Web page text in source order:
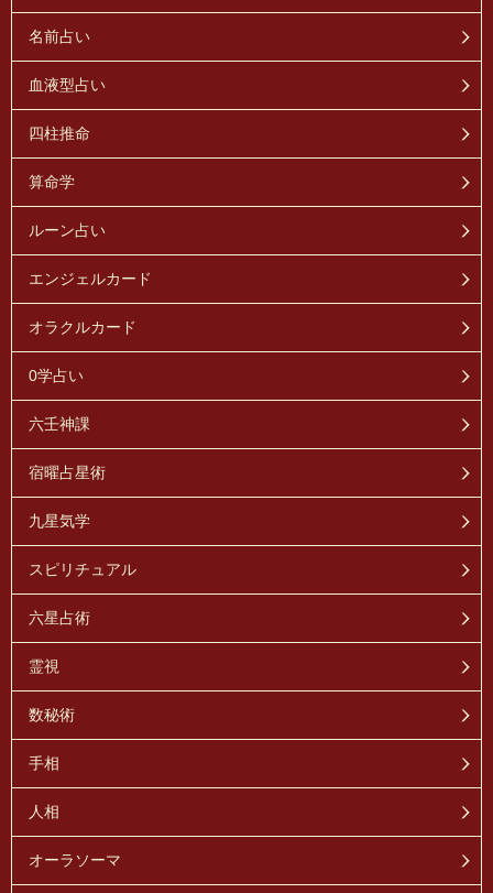
名前占い
血液型占い
四柱推命
算命学
ルーン占い
エンジェルカード
オラクルカード
0学占い
六壬神課
宿曜占星術
九星気学
スピリチュアル
六星占術
霊視
数秘術
手相
人相
オーラソーマ